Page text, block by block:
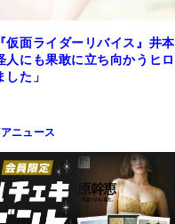
仮面ライダーリバイス』井本
にも果敢に立ち向かうヒロ
た」
ニュース